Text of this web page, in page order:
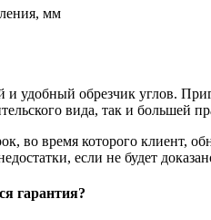
мм
удобный обрезчик углов.
вида, так и большей
во время которого клиент,
если не будет
гарантия?